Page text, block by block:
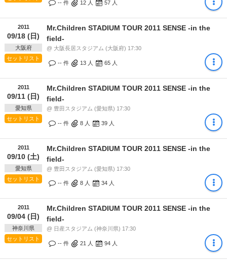
-- 件 12 人 57 人
2011
09/18 (日)
大阪府
セットリスト
Mr.Children STADIUM TOUR 2011 SENSE -in the
field-
@ 大阪長居スタジアム (大阪府) 17:30
-- 件 13 人 65 人
2011
09/11 (日)
愛知県
セットリスト
Mr.Children STADIUM TOUR 2011 SENSE -in the
field-
@ 豊田スタジアム (愛知県) 17:30
-- 件 8 人 39 人
2011
09/10 (土)
愛知県
セットリスト
Mr.Children STADIUM TOUR 2011 SENSE -in the
field-
@ 豊田スタジアム (愛知県) 17:30
-- 件 8 人 34 人
2011
09/04 (日)
神奈川県
セットリスト
Mr.Children STADIUM TOUR 2011 SENSE -in the
field-
@ 日産スタジアム (神奈川県) 17:30
-- 件 21 人 94 人